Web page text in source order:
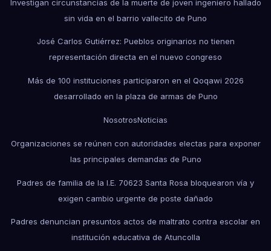
Investigan circunstancias de la muerte de joven ingeniero hallado
sin vida en el barrio vallecito de Puno
José Carlos Gutiérrez: Pueblos originarios no tienen
representación directa en el nuevo congreso
Más de 100 instituciones participaron en el Qoqawi 2026
desarrollado en la plaza de armas de Puno
NosotrosNoticias
Organizaciones se reúnen con autoridades electas para exponer
las principales demandas de Puno
Padres de familia de la I.E. 70623 Santa Rosa bloquearon vía y
exigen cambio urgente de poste dañado
Padres denuncian presuntos actos de maltrato contra escolar en
institución educativa de Atuncolla